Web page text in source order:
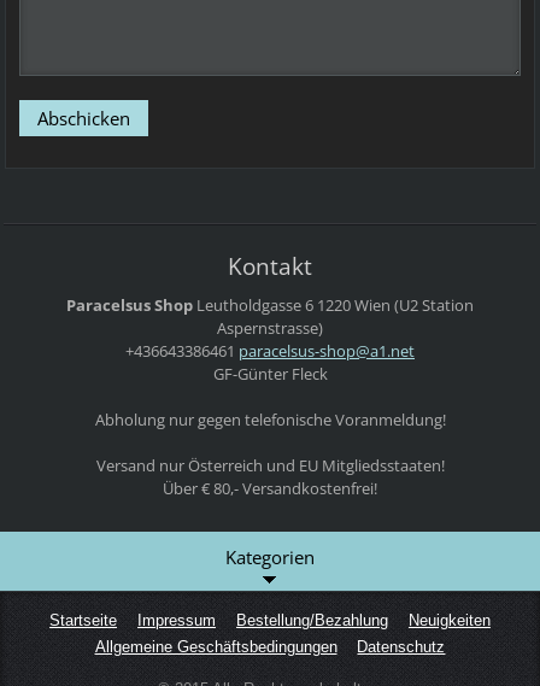
Kontakt
Paracelsus Shop Leutholdgasse 6 1220 Wien (U2 Station
Aspernstrasse)
+436643386461 paracelsus-shop@a1.net
GF-Günter Fleck
Abholung nur gegen telefonische Voranmeldung!
Versand nur Österreich und EU Mitgliedsstaaten!
Über € 80,- Versandkostenfrei!
Kategorien
Startseite Impressum Bestellung/Bezahlung
Neuigkeiten
Allgemeine Geschäftsbedingungen
Datenschutz